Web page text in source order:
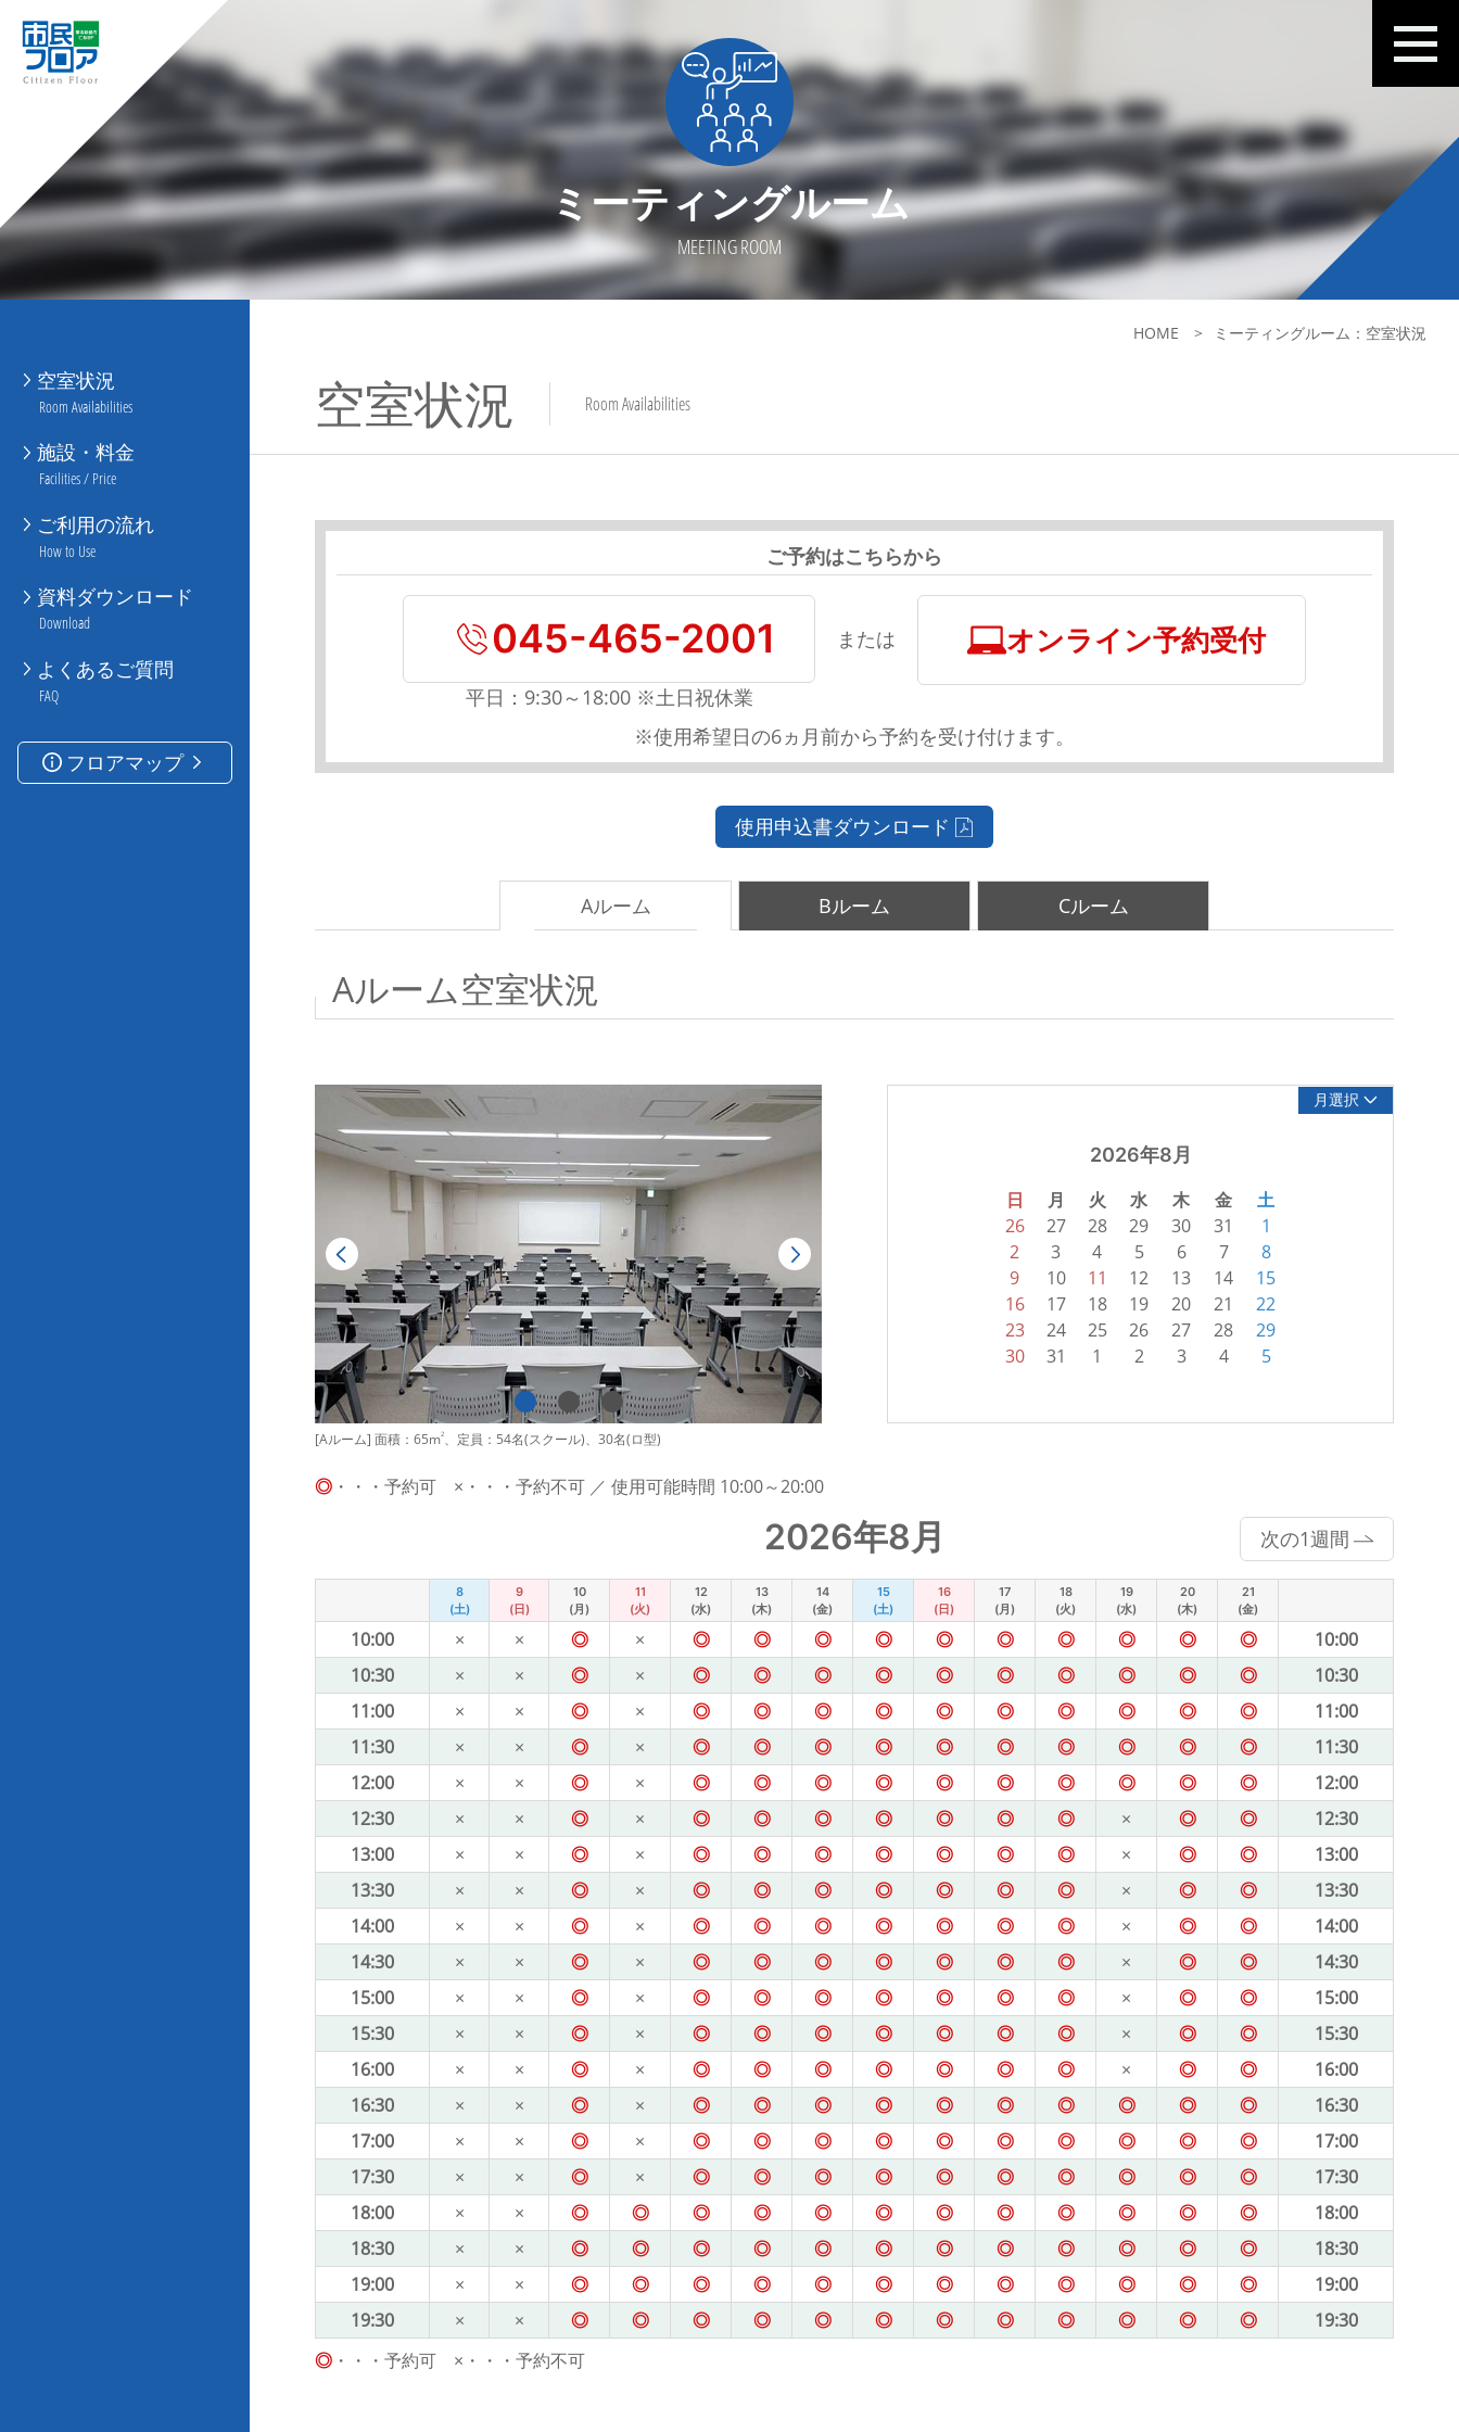
ミーティングルーム
MEETING ROOM
空室状況
Room Availabilities
施設・料金
Facilities / Price
ご利用の流れ
How to Use
資料ダウンロード
Download
よくあるご質問
FAQ
フロアマップ
HOME ミーティングルーム：空室状況
空室状況 Room Availabilities
ご予約はこちらから
045-465-2001
平日：9:30～18:00 ※土日祝休業
または オンライン予約受付
※使用希望日の6ヵ月前から予約を受け付けます。
使用申込書ダウンロード
Aルーム Bルーム Cルーム
Aルーム空室状況
[Aルーム] 面積：65m2、定員：54名(スクール)、30名(ロ型)
月選択
2026年8月
日 月 火 水 木 金 土
26 27 28 29 30 31
1
2
3 4 5 6 7
8
9
10 11 12 13 14
15
16
17 18 19 20 21
22
23
24 25 26 27 28
29
30
31 1 2 3 4 5
◎ ・・・予約可 ×・・・予約不可 ／ 使用可能時間 10:00～20:00
2026年8月 次の1週間
8
(土)
9
(日)
10
(月)
11
(火)
12
(水)
13
(木)
14
(金)
15
(土)
16
(日)
17
(月)
18
(火)
19
(水)
20
(木)
21
(金)
10:00 × × ◎ × ◎ ◎ ◎ ◎ ◎ ◎ ◎ ◎ ◎ ◎
10:00
10:30
× × ◎ × ◎ ◎ ◎ ◎ ◎ ◎ ◎ ◎ ◎ ◎
10:30
11:00
× × ◎ × ◎ ◎ ◎ ◎ ◎ ◎ ◎ ◎ ◎ ◎
11:00
11:30
× × ◎ × ◎ ◎ ◎ ◎ ◎ ◎ ◎ ◎ ◎ ◎
11:30
12:00
× × ◎ × ◎ ◎ ◎ ◎ ◎ ◎ ◎ ◎ ◎ ◎
12:00
12:30
× × ◎ × ◎ ◎ ◎ ◎ ◎ ◎ ◎ × ◎ ◎
12:30
13:00
× × ◎ × ◎ ◎ ◎ ◎ ◎ ◎ ◎ × ◎ ◎
13:00
13:30
× × ◎ × ◎ ◎ ◎ ◎ ◎ ◎ ◎ × ◎ ◎
13:30
14:00
× × ◎ × ◎ ◎ ◎ ◎ ◎ ◎ ◎ × ◎ ◎
14:00
14:30
× × ◎ × ◎ ◎ ◎ ◎ ◎ ◎ ◎ × ◎ ◎
14:30
15:00
× × ◎ × ◎ ◎ ◎ ◎ ◎ ◎ ◎ × ◎ ◎
15:00
15:30
× × ◎ × ◎ ◎ ◎ ◎ ◎ ◎ ◎ × ◎ ◎
15:30
16:00
× × ◎ × ◎ ◎ ◎ ◎ ◎ ◎ ◎ × ◎ ◎
16:00
16:30
× × ◎ × ◎ ◎ ◎ ◎ ◎ ◎ ◎ ◎ ◎ ◎
16:30
17:00
× × ◎ × ◎ ◎ ◎ ◎ ◎ ◎ ◎ ◎ ◎ ◎
17:00
17:30
× × ◎ × ◎ ◎ ◎ ◎ ◎ ◎ ◎ ◎ ◎ ◎
17:30
18:00
× × ◎ ◎ ◎ ◎ ◎ ◎ ◎ ◎ ◎ ◎ ◎ ◎
18:00
18:30
× × ◎ ◎ ◎ ◎ ◎ ◎ ◎ ◎ ◎ ◎ ◎ ◎
18:30
19:00
× × ◎ ◎ ◎ ◎ ◎ ◎ ◎ ◎ ◎ ◎ ◎ ◎
19:00
19:30
× × ◎ ◎ ◎ ◎ ◎ ◎ ◎ ◎ ◎ ◎ ◎ ◎
19:30
◎ ・・・予約可 ×・・・予約不可